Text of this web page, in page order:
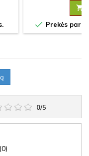

 Prekės
0/5
(0)